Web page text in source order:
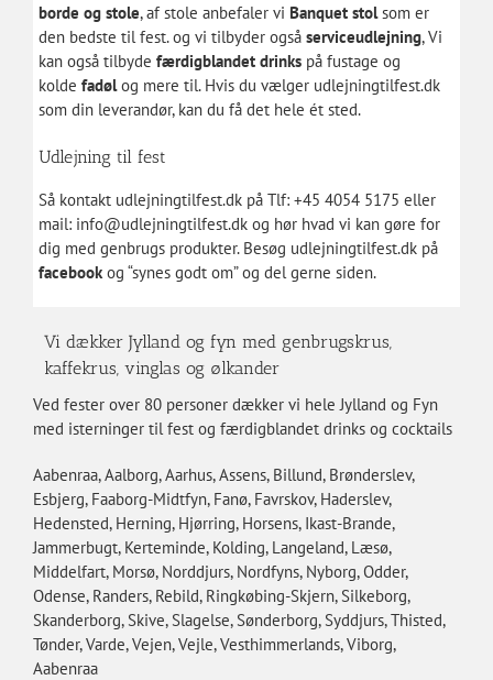
borde og stole, af stole anbefaler vi Banquet stolsom er
den bedste til fest. og vi tilbyder også serviceudlejning, Vi
kan også tilbyde færdigblandet drinkspå fustage og
kolde fadølog mere til. Hvis du vælger udlejningtilfest.dk
som din leverandør, kan du få det hele ét sted.
Udlejning til fest
Så kontakt udlejningtilfest.dkpå Tlf: +45 4054 5175 eller
mail: info@udlejningtilfest.dkog hør hvad vi kan gøre for
dig med genbrugs produkter. Besøg udlejningtilfest.dk på
facebookog “synes godt om” og del gerne siden.
Vi dækker Jylland og fyn med genbrugskrus,
kaffekrus, vinglas og ølkander
Ved fester over 80 personer dækker vi hele Jylland og Fyn
med isterninger til fest og færdigblandet drinks og cocktails
Aabenraa, Aalborg, Aarhus, Assens, Billund, Brønderslev,
Esbjerg, Faaborg-Midtfyn, Fanø, Favrskov, Haderslev,
Hedensted, Herning, Hjørring, Horsens, Ikast-Brande,
Jammerbugt, Kerteminde, Kolding, Langeland, Læsø,
Middelfart, Morsø, Norddjurs, Nordfyns, Nyborg, Odder,
Odense, Randers, Rebild, Ringkøbing-Skjern, Silkeborg,
Skanderborg, Skive, Slagelse, Sønderborg, Syddjurs, Thisted,
Tønder, Varde, Vejen, Vejle, Vesthimmerlands, Viborg,
Aabenraa